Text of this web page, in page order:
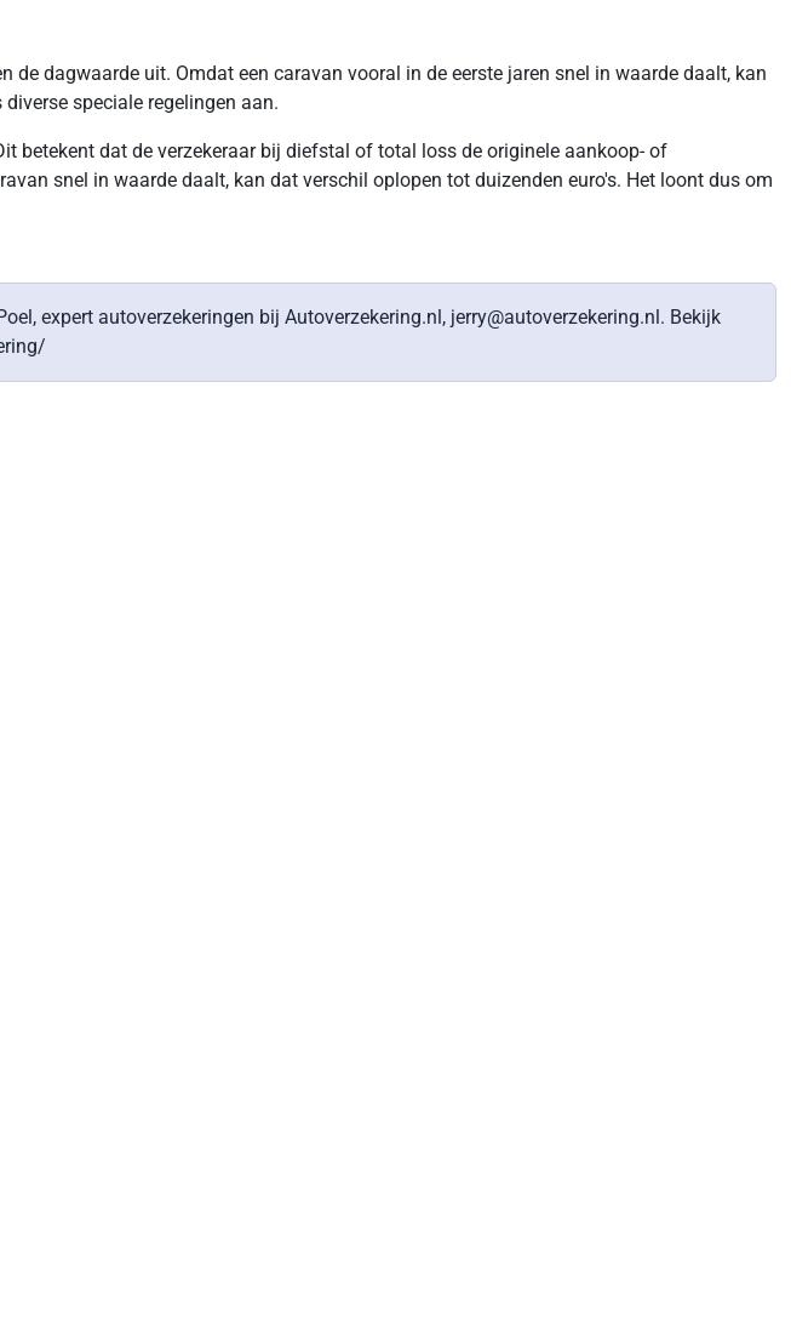
dagwaarde uit. Omdat een caravan vooral in de eerste jaren snel in waarde daalt, kan
speciale regelingen aan.
betekent dat de verzekeraar bij diefstal of total loss de originele aankoop- of
snel in waarde daalt, kan dat verschil oplopen tot duizenden euro's. Het loont dus om
expert autoverzekeringen bij Autoverzekering.nl, jerry@autoverzekering.nl. Bekijk